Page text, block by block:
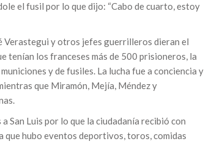
el fusil por lo que dijo: “Cabo de cuarto, estoy
Verastegui y otros jefes guerrilleros dieran el
tenían los franceses más de 500 prisioneros, la
y de fusiles. La lucha fue a conciencia y
que Miramón, Mejía, Méndez y
San Luis por lo que la ciudadanía recibió con
que hubo eventos deportivos, toros, comidas